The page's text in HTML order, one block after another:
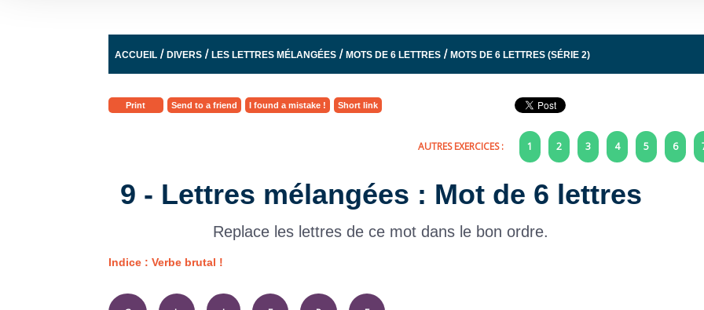
ACCUEIL /DIVERS /LES LETTRES MÉLANGÉES /MOTS DE 6 LETTRES /MOTS DE 6 LETTRES (SÉRIE 2)
Print Send to a friend I found a mistake ! Short link
AUTRES EXERCICES : 1 2 3 4 5 6
9 - Lettres mélangées : Mot de 6 lettres
Replace les lettres de ce mot dans le bon ordre.
Indice : Verbe brutal !